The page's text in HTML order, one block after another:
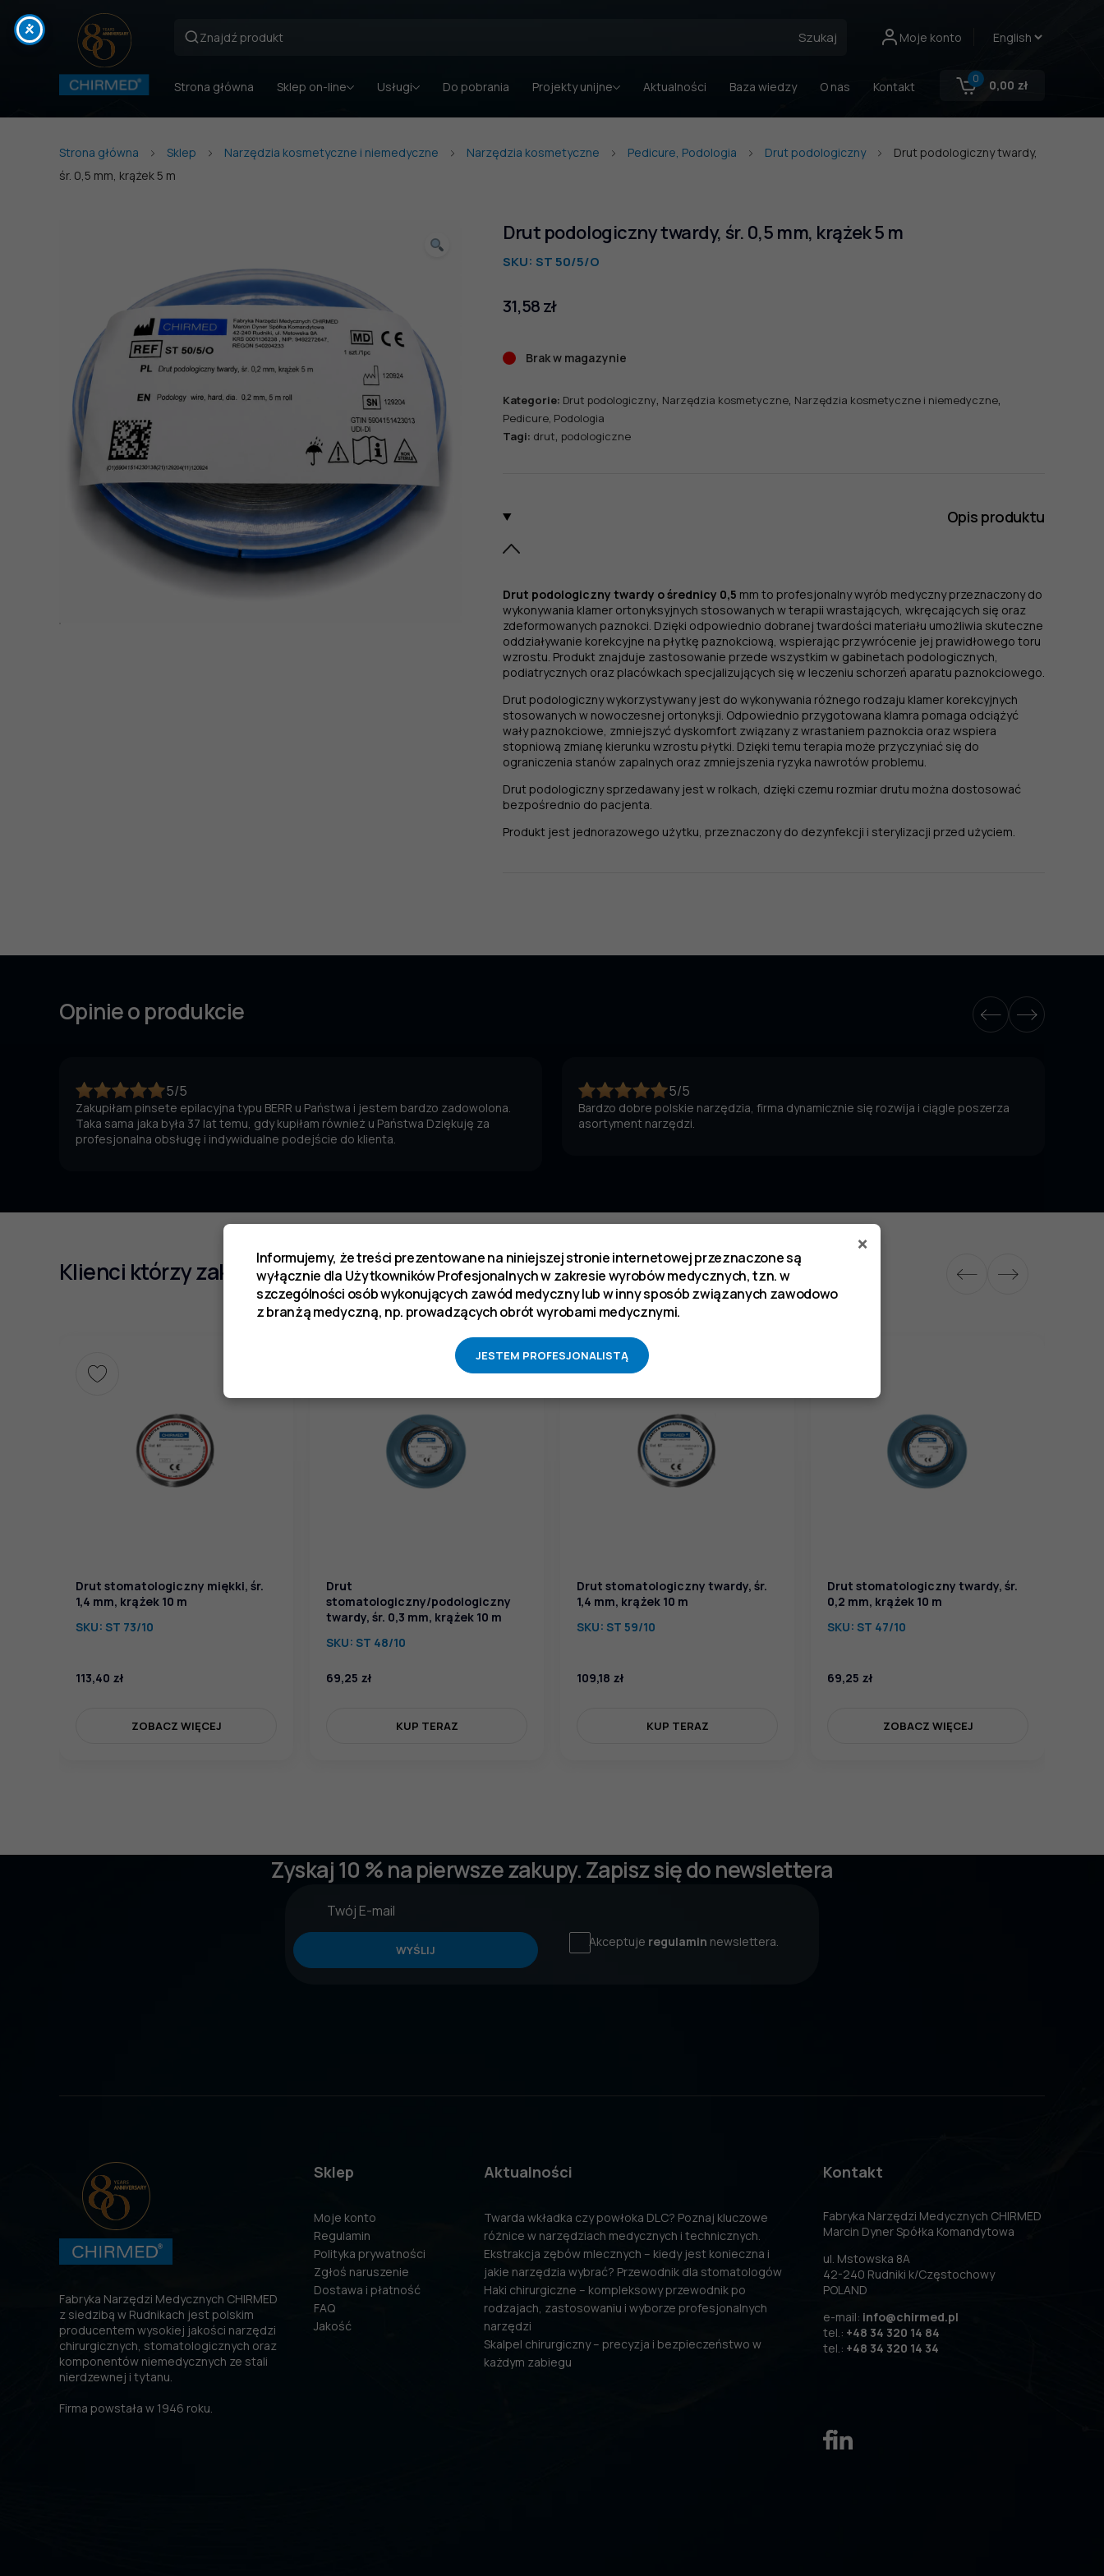
Szukaj Moje konto
Strona główna Sklep on-line Usługi Do pobrania Projekty unijne Aktualności Baza wiedzy O nas Kontakt
0 0,00 zł
Strona główna Sklep Narzędzia kosmetyczne i niemedyczne Narzędzia kosmetyczne Pedicure, Podologia Drut podologiczny
Drut podologiczny twardy,
śr. 0,5 mm, krążek 5 m
Drut podologiczny twardy, śr. 0,5 mm, krążek 5 m
SKU: ST 50/5/O
31,58zł
Brak w magazynie
Kategorie: Drut podologiczny, Narzędzia kosmetyczne, Narzędzia kosmetyczne i niemedyczne,
Pedicure, Podologia
Tagi: drut, podologiczne
Opis produktu
Drut podologiczny twardy o średnicy 0,5 mm to profesjonalny wyrób medyczny przeznaczony do
wykonywania klamer ortonyksyjnych stosowanych w terapii wrastających, wkręcających się oraz
zdeformowanych paznokci. Dzięki odpowiednio dobranej twardości materiału umożliwia skuteczne
oddziaływanie korekcyjne na płytkę paznokciową, wspierając przywrócenie jej prawidłowego toru
wzrostu. Produkt znajduje zastosowanie przede wszystkim w gabinetach podologicznych,
podiatrycznych oraz placówkach specjalizujących się w leczeniu schorzeń aparatu paznokciowego.
Drut podologiczny wykorzystywany jest do wykonywania różnego rodzaju klamer korekcyjnych
stosowanych w nowoczesnej ortonyksji. Odpowiednio przygotowana klamra pomaga odciążyć
wały paznokciowe, zmniejszyć dyskomfort związany z wrastaniem paznokcia oraz wspiera
stopniową zmianę kierunku wzrostu płytki. Dzięki temu terapia może przyczyniać się do
ograniczenia stanów zapalnych oraz zmniejszenia ryzyka nawrotów problemu.
Drut podologiczny sprzedawany jest w rolkach, dzięki czemu rozmiar drutu można dostosować
bezpośrednio do pacjenta.
Produkt jest jednorazowego użytku, przeznaczony do dezynfekcji i sterylizacji przed użyciem.
Opinie o produkcie
5/5
Zakupiłam pinsete epilacyjna typu BERR u Państwa i jestem bardzo zadowolona.
Taka sama jaka była 37 lat temu, gdy kupiłam również u Państwa Dziękuję za
profesjonalna obsługę i indywidualne podejście do klienta.
5/5
Bardzo dobre polskie narzędzia, firma dynamicznie się rozwija i ciągle poszerza
asortyment narzędzi.
Klienci którzy zakupili ten produkt kupili również
Drut stomatologiczny miękki, śr.
1,4 mm, krążek 10 m
SKU: ST 73/10
113,40 zł
ZOBACZ WIĘCEJ
Drut
stomatologiczny/podologiczny
twardy, śr. 0,3 mm, krążek 10 m
SKU: ST 48/10
69,25 zł
KUP TERAZ
Drut stomatologiczny twardy, śr.
1,4 mm, krążek 10 m
SKU: ST 59/10
109,18 zł
KUP TERAZ
Drut stomatologiczny twardy, śr.
0,2 mm, krążek 10 m
SKU: ST 47/10
69,25 zł
ZOBACZ WIĘCEJ
Zyskaj 10 % na pierwsze zakupy. Zapisz się do newslettera
WYŚLIJ
Akceptuje regulamin newslettera.
Fabryka Narzędzi Medycznych CHIRMED
z siedzibą w Rudnikach jest polskim
producentem wysokiej jakości narzędzi
chirurgicznych, stomatologicznych oraz
komponentów niemedycznych ze stali
nierdzewnej i tytanu.
Firma powstała w 1946 roku.
Sklep
Moje konto
Regulamin
Polityka prywatności
Zgłoś naruszenie
Dostawa i płatność
FAQ
Jakość
Aktualności
Twarda wkładka czy powłoka DLC? Poznaj kluczowe
różnice w narzędziach medycznych i technicznych.
Ekstrakcja zębów mlecznych – kiedy jest konieczna i
jakie narzędzia wybrać? Przewodnik dla stomatologów
Haki chirurgiczne – kompleksowy przewodnik po
rodzajach, zastosowaniu i wyborze profesjonalnych
narzędzi
Skalpel chirurgiczny – precyzja i bezpieczeństwo w
każdym zabiegu
Kontakt
Fabryka Narzędzi Medycznych CHIRMED
Marcin Dyner Spółka Komandytowa
ul. Mstowska 8A
42-240 Rudniki k/Częstochowy
POLAND
e-mail: info@chirmed.pl
tel.: +48 34 320 14 84
tel.: +48 34 320 14 34
×
Informujemy, że treści prezentowane na niniejszej stronie internetowej przeznaczone są
wyłącznie dla Użytkowników Profesjonalnych w zakresie wyrobów medycznych, tzn. w
szczególności osób wykonujących zawód medyczny lub w inny sposób związanych zawodowo
z branżą medyczną, np. prowadzących obrót wyrobami medycznymi.
JESTEM PROFESJONALISTĄ